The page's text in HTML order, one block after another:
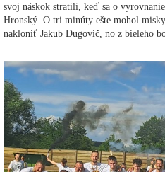
svoj náskok stratili, keď sa o
Hronský. O tri minúty ešte mohol
nakloniť Jakub Dugovič, no z bieleho